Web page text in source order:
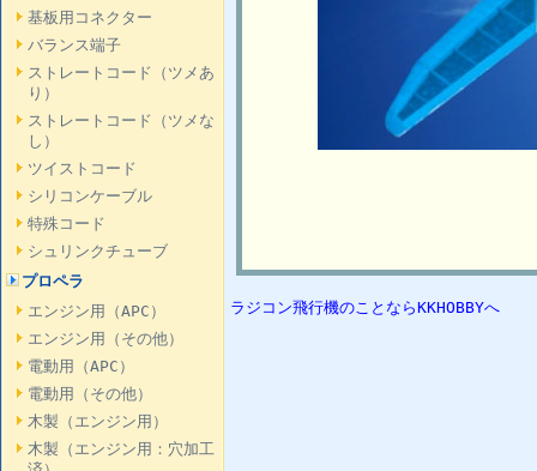
基板用コネクター
バランス端子
ストレートコード（ツメあ
り）
ストレートコード（ツメな
し）
ツイストコード
シリコンケーブル
特殊コード
シュリンクチューブ
プロペラ
エンジン用（APC）
エンジン用（その他）
電動用（APC）
電動用（その他）
木製（エンジン用）
木製（エンジン用：穴加工
ラジコン飛行機のことならKKHOBBYへ